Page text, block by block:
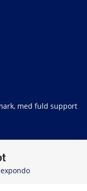
med fuld support